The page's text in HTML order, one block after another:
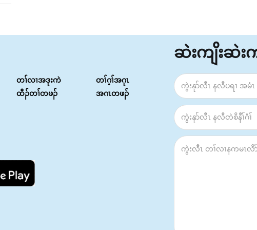
တၢ်လၢအဒုးကဲ
ထီၣ်တၢ်တဖၣ်
တၢ်ဂ့ၢ်အဂုၤ
အဂၤတဖၣ်
ဆဲးကျိးဆဲးက